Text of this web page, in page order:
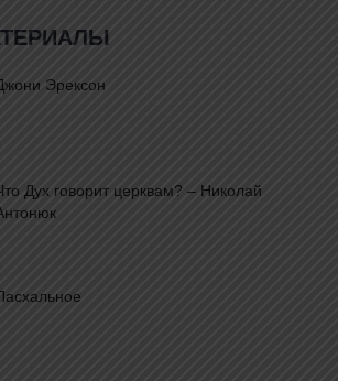
Эрексон
Дух говорит церквам? – Николай